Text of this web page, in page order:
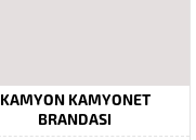
KAMYON KAMYONET
BRANDASI